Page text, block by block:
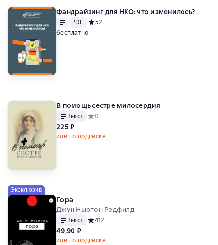
Фандрайзинг для НКО: что изменилось?
Текст PDF
PDF Средний рейтинг 5 на основе 2 оценок
52
бесплатно
В помощь сестре милосердия
Текст Средний рейтинг 0 на основе 0 оценок
0
225 ₽
или по подписке
Эксклюзив
Гора
Джун Ньютон Редфилд
Текст Средний рейтинг 4 на основе 12 оценок
412
49,90 ₽
или по подписке